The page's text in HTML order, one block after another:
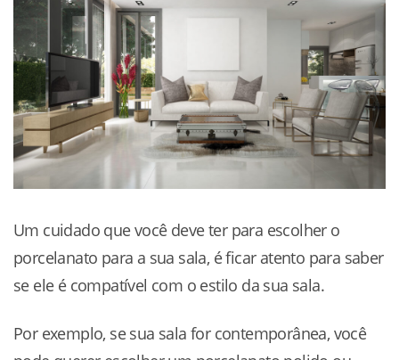
Um cuidado que você deve ter para escolher o
porcelanato para a sua sala, é ficar atento para saber
se ele é compatível com o estilo da sua sala.
Por exemplo, se sua sala for contemporânea, você